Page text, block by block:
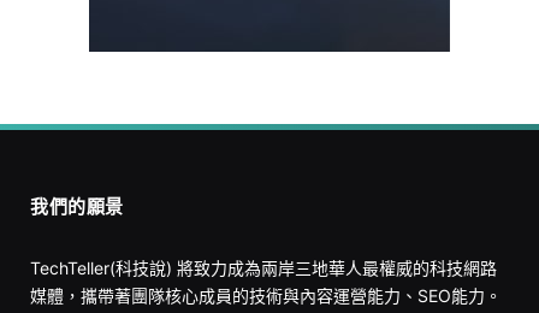
我們的願景
TechTeller(科技說) 將致力成為兩岸三地華人最權威的科技網路
媒體，攜帶著團隊核心成員的技術與內容運營能力、SEO能力。